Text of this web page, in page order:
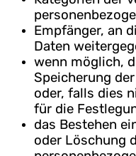
Empfänger, an
Daten
wenn möglich,
Speicherung
oder, falls dies
für die
das Bestehen
oder Löschung